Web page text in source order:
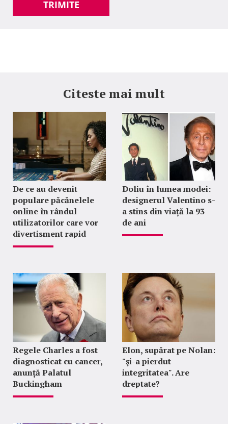
TRIMITE
Citeste mai mult
De ce au devenit
populare păcănelele
online în rândul
utilizatorilor care vor
divertisment rapid
Doliu în lumea modei:
designerul Valentino s-
a stins din viață la 93
de ani
Regele Charles a fost
diagnosticat cu cancer,
anunță Palatul
Buckingham
Elon, supărat pe Nolan:
"şi-a pierdut
integritatea". Are
dreptate?